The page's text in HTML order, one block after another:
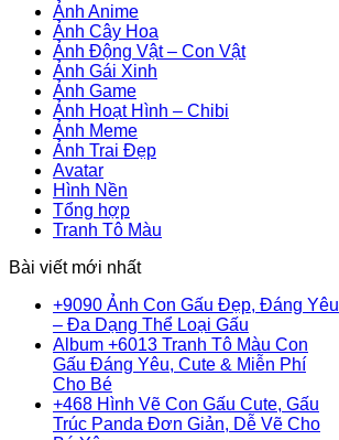
Ảnh Anime
Ảnh Cây Hoa
Ảnh Động Vật – Con Vật
Ảnh Gái Xinh
Ảnh Game
Ảnh Hoạt Hình – Chibi
Ảnh Meme
Ảnh Trai Đẹp
Avatar
Hình Nền
Tổng hợp
Tranh Tô Màu
Bài viết mới nhất
+9090 Ảnh Con Gấu Đẹp, Đáng Yêu
– Đa Dạng Thể Loại Gấu
có
bình
ở
+9090
Album +6013 Tranh Tô Màu Con
Gấu Đáng Yêu, Cute & Miễn Phí
Cho BéKhông
có
bình
+468 Hình Vẽ Con Gấu Cute, Gấu
Trúc Panda Đơn Giản, Dễ Vẽ Cho